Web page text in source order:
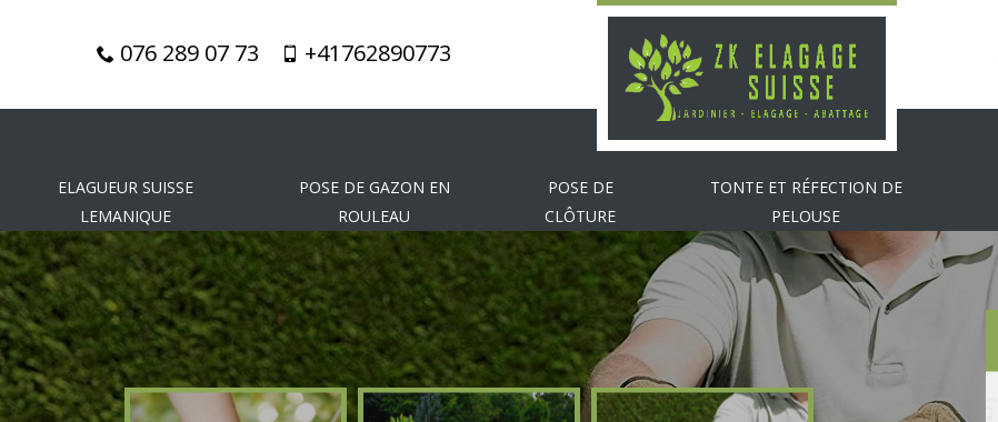
076 289 07 73 +41762890773
ELAGUEUR SUISSE
LEMANIQUE
POSE DE GAZON EN
ROULEAU
POSE DE
CLÔTURE
TONTE ET RÉFECTION DE
PELOUSE